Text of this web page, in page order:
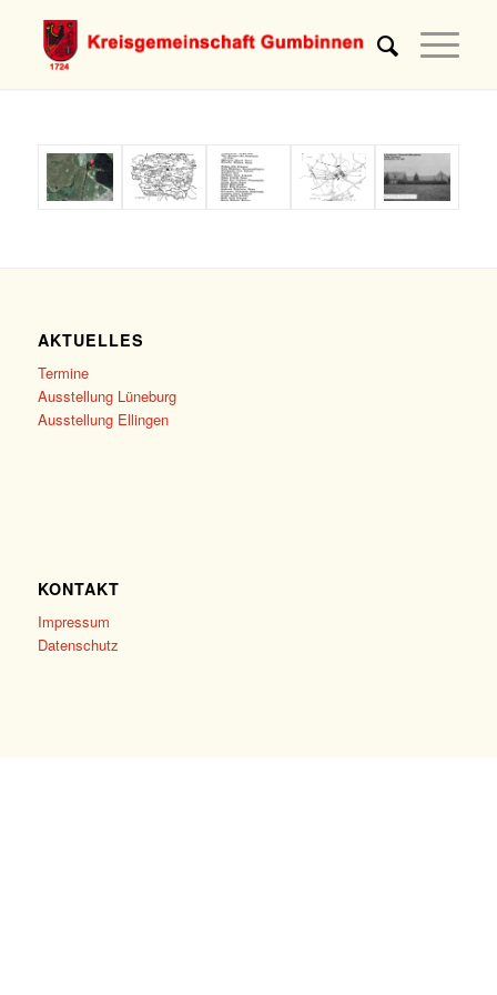
AKTUELLES
Termine
Ausstellung Lüneburg
Ausstellung Ellingen
KONTAKT
Impressum
Datenschutz